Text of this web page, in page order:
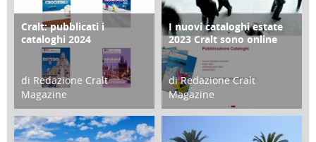
COPERTINA
Cralt: pubblicati i
cataloghi 2024
di Redazione Cralt
Magazine
21 Novembre 2023
CONTRO COPERTINA
I nuovi cataloghi estate
2023 Cralt sono online
di Redazione Cralt
Magazine
07 Marzo 2023